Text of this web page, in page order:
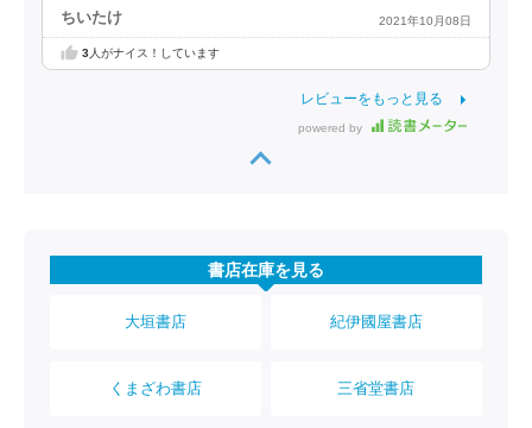
ちいたけ 2021年10月08日
3人がナイス！しています
レビューをもっと見る
powered by
書店在庫を見る
大垣書店 紀伊國屋書店
くまざわ書店 三省堂書店